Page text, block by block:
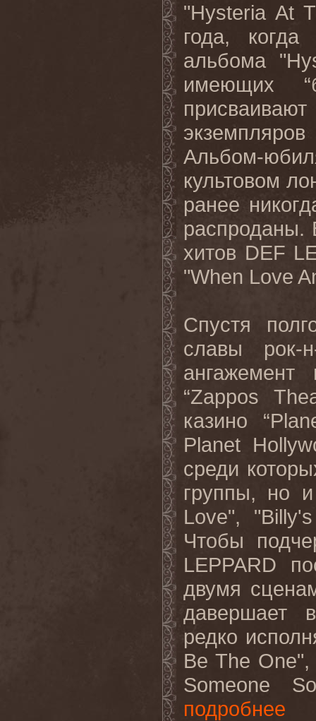
"Hysteria At
года,
альбома
имеющих
Альбом-
культовом
ранее
распроданы.
хитов DEF
"When Love
Спустя
славы рок-
“Zappos
казино
Planet
среди
группы, но
Love",
Чтобы
LEPPARD
двумя
давершает
редко
Be The
Someone
подробнее